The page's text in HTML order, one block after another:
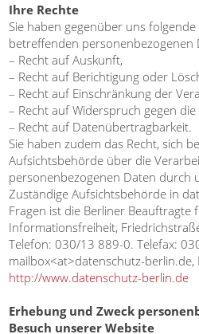
Ihre Rechte
Sie haben gegenüber uns
betreffenden personenbezogenen
– Recht auf Auskunft,
– Recht auf Berichtigung oder
– Recht auf Einschränkung der
– Recht auf Widerspruch gegen
– Recht auf Datenübertragbarkeit.
Sie haben zudem das Recht, sich
Aufsichtsbehörde über die
personenbezogenen Daten durch
Zuständige Aufsichtsbehörde in
Fragen ist die Berliner Beauftragte
Informationsfreiheit,
Telefon: 030/13 889-0. Telefax:
mailbox<at>datenschutz-berlin.de,
http://www.datenschutz-berlin.de
Erhebung und Zweck
Besuch unserer Website